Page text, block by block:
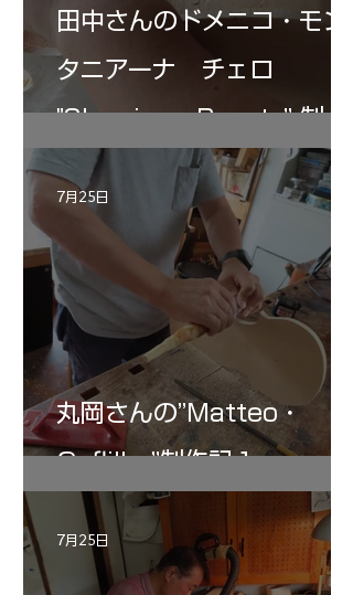
田中さんのドメニコ・モン
タニアーナ チェロ
"Sleeping・Beauty” 制作
記 30
丸岡さんの”Matteo・
Gofliller”制作記１
7月25日
7月25日